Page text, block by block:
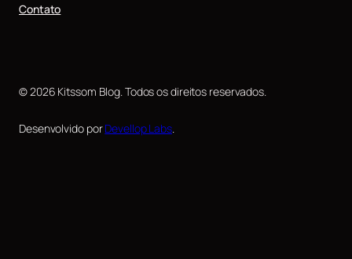
Contato
© 2026 Kitssom Blog. Todos os direitos reservados.
Desenvolvido porDevellop Labs